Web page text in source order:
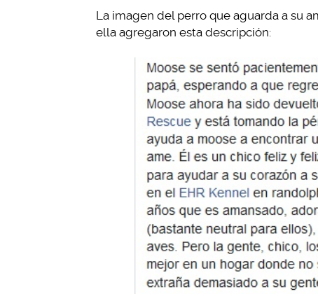
La imagen del perro que aguarda a su
ella agregaron esta descripción: